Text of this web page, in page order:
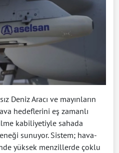
Deniz Aracı ve mayınların
hedeflerini eş zamanlı
kabiliyetiyle sahada
sunuyor. Sistem; hava-
yüksek menzillerde çoklu